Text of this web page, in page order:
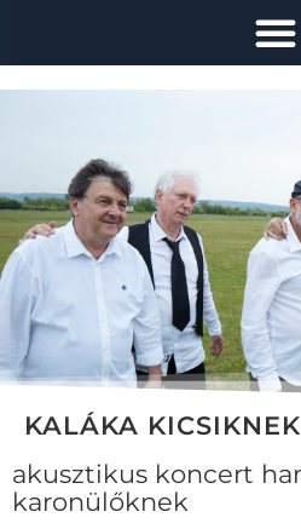
KALÁKA
akusztikus koncert
karonülőknek